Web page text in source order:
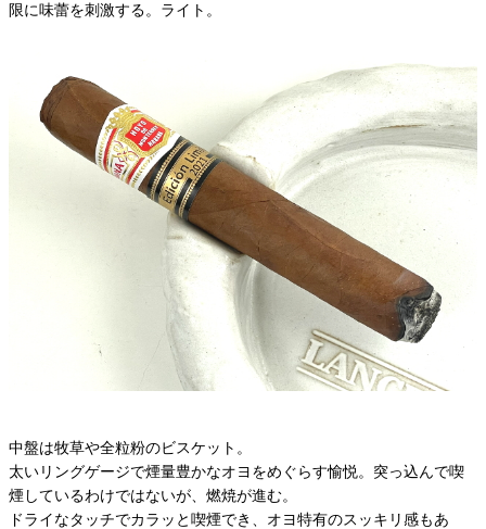
限に味蕾を刺激する。ライト。
中盤は牧草や全粒粉のビスケット。
太いリングゲージで煙量豊かなオヨをめぐらす愉悦。突っ込んで喫
煙しているわけではないが、燃焼が進む。
ドライなタッチでカラッと喫煙でき、オヨ特有のスッキリ感もあ